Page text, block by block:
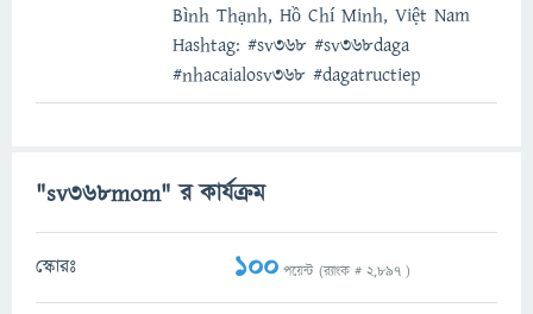
Bình Thạnh, Hồ Chí Minh, Việt Nam
Hashtag: #sv368 #sv368daga
#nhacaialosv368 #dagatructiep
"sv368mom" র কার্যক্রম
স্কোরঃ 100 পয়েন্ট (র‌্যাংক # 2,897 )